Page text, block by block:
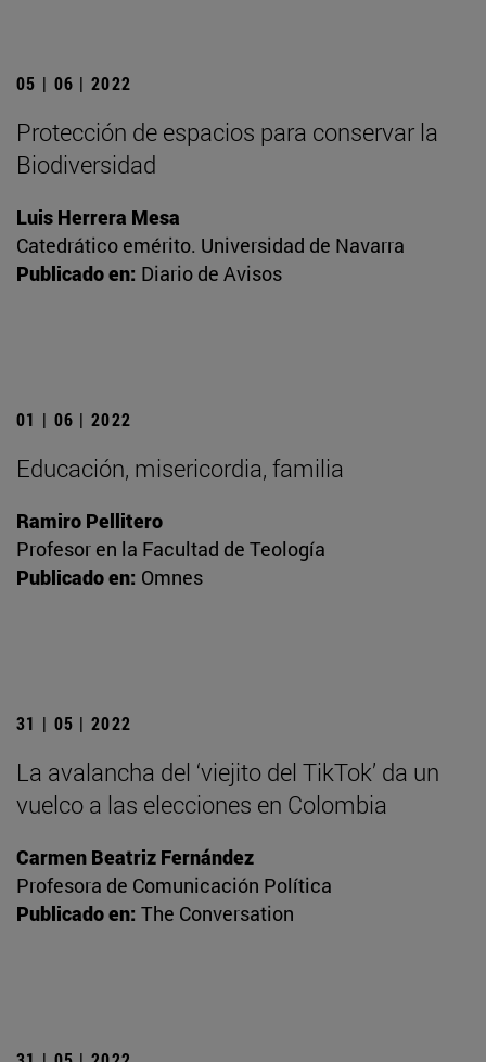
05 | 06 | 2022
Protección de espacios para conservar la
Biodiversidad
Luis Herrera Mesa
Catedrático emérito. Universidad de Navarra
Publicado en: Diario de Avisos
01 | 06 | 2022
Educación, misericordia, familia
Ramiro Pellitero
Profesor en la Facultad de Teología
Publicado en: Omnes
31 | 05 | 2022
La avalancha del ‘viejito del TikTok’ da un
vuelco a las elecciones en Colombia
Carmen Beatriz Fernández
Profesora de Comunicación Política
Publicado en: The Conversation